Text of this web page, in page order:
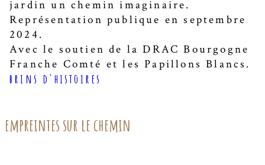
jardin un chemin imaginaire.
Représentation publique en septembre
2024.
Avec le soutien de la DRAC Bourgogne
Franche Comté et les Papillons Blancs.
brins d'histoires
empreintes sur le chemin